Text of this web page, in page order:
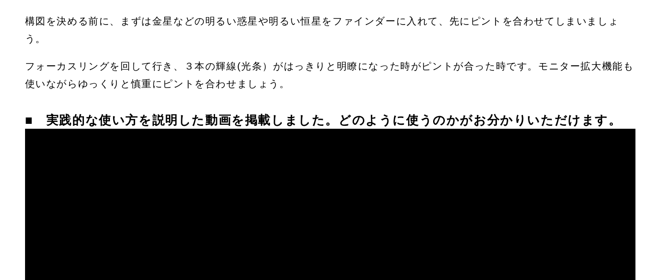
構図を決める前に、まずは金星などの明るい惑星や明るい恒星をファインダーに入れて、先にピントを合わせてしまいましょ
う。
フォーカスリングを回して行き、３本の輝線(光条）がはっきりと明瞭になった時がピントが合った時です。モニター拡大機能も
使いながらゆっくりと慎重にピントを合わせましょう。
■ 実践的な使い方を説明した動画を掲載しました。どのように使うのかがお分かりいただけます。